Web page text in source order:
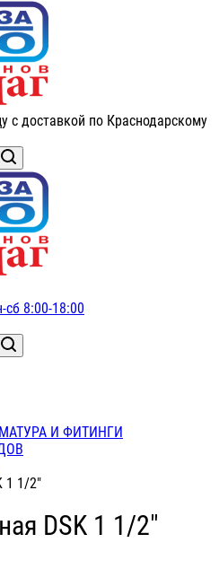
с доставкой по Краснодарскому
сб 8:00-18:00
И ФИТИНГИ
1 1/2"
DSK 1 1/2"